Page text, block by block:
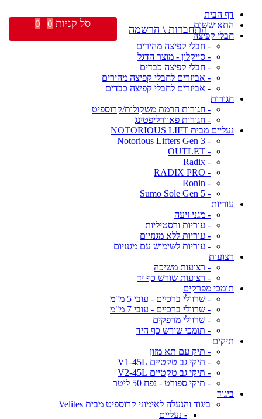
דף הבית
התאוששות
חבלי קפיצה
- חבלי קפיצה מהירים
- סייקלון - מוצר הדגל
- חבלי קפיצה כבדים
- אביזרים לחבלי קפיצה מהירים
- אביזרים לחבלי קפיצה כבדים
חגורות
- חגורות הרמת משקולות/קרוספיט
- חגורות פאוורליפטינג
נעליים מבית NOTORIOUS LIFT
- Notorious Lifters Gen 3
- OUTLET
- Radix
- RADIX PRO
- Ronin
- Sumo Sole Gen 5
עוריות
- מגני זיעה
- עוריות ורסטיליות
- עוריות ללא מגנזיום
- עוריות לשימוש עם מגנזיום
רצועות
- רצועות משיכה
- רצועות שורש כף יד
תומכי מפרקים
- שרוולי ברכיים - עובי 5 מ"מ
- שרוולי ברכיים - עובי 7 מ"מ
- שרוולי מרפקים
- תומכי שורש כף היד
תיקים
- תיק עם תא מזון
- תיקי גב טקטיים V1-45L
- תיקי גב טקטיים V2-45L
- תיקי ספורט - נפח 50 ליטר
ביגוד
ביגוד והנעלה לאימוני קרוספיט מבית Velites
- נעליים
התחברות \ הרשמה סל קניות 0
0